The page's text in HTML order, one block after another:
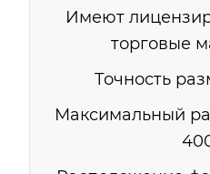
Имеют
торговые
Точность
Максимальный